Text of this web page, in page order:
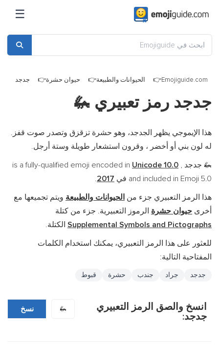
☰
Emojiguide.com الحيوانات والطبيعة حيوان حشرة جدجد
جدجد رمز تعبيري 🦗
هذا الإيموجي يظهر الجدجد، وهو حشرة تزقزق وتصدر صوت قفز.
له لون بني أو أخضر ، وقرون استشعار طويلة وستة أرجل.
🦗 جدجد is a fully-qualified emoji encoded in Unicode 10.0 ,
and included in Emoji 5.0 في
2017
.
هذا الرمز التعبيري جزء من الحيوانات والطبيعة ويتم تجميعها مع
أخرى حيوان حشرة الرموز التعبيرية. جزء من كتلة
Supplemental Symbols and Pictographs الكتلة.
للعثور على هذا الرمز التعبيري، يمكنك استخدام الكلمات
المفتاحية التالية:
جدجد جراد جندب حشرة قبوط
انسخ والصق الرمز التعبيري
جدجد:
🦗 نسخ